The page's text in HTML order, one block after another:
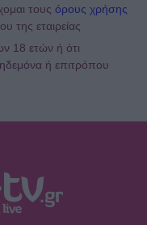
τους όρους χρήσης
της εταιρείας
18 ετών ή ότι
ή επιτρόπου